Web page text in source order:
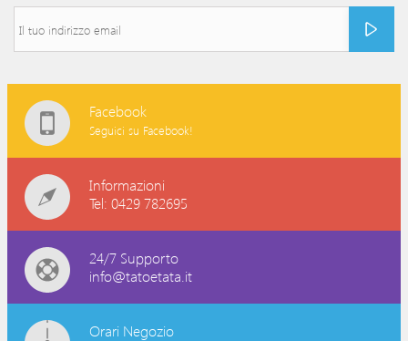
Facebook
Seguici su Facebook!
Informazioni
Tel: 0429 782695
24/7 Supporto
info@tatoetata.it
Orari Negozio